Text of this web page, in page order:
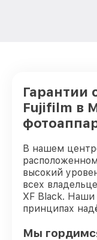
Гарантии
Fujifilm в
В нашем
высокий
всех
XF Black. Наши
принципах
Мы